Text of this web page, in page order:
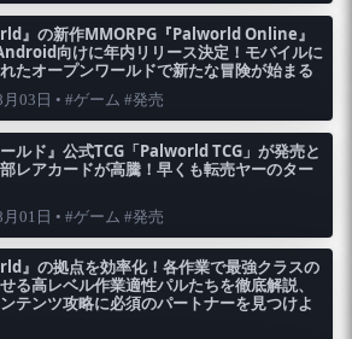
』の新作MMORPG『Palworld Online』
向けに年内リリース決定！モバイルに
たオープンワールドで新たな冒険が始まる
03日 • #ゲーム #発売
ールド』公式TCG「Palworld TCG」が発売と
レアカードが高騰！早くも転売ヤーのター
01日 • #ゲーム #発売
』の拠点を効率化！各作業で最強クラスの
る高レベル作業適性パルたちを徹底解説、
テンツ攻略に必須のパートナーを見つけよ